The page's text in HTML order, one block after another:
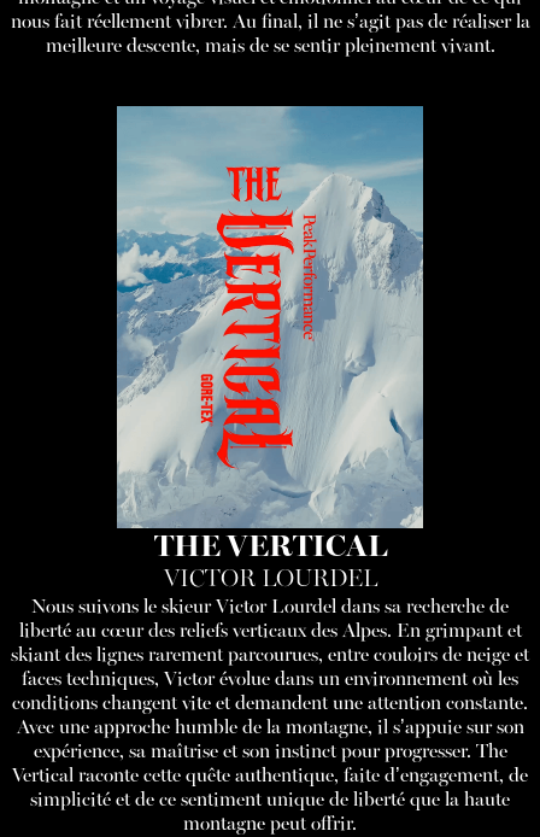
nous fait réellement vibrer. Au final, il ne s’agit pas de réaliser la
meilleure descente, mais de se sentir pleinement vivant.
THE VERTICAL
VICTOR LOURDEL
Nous suivons le skieur Victor Lourdel dans sa recherche de
liberté au cœur des reliefs verticaux des Alpes. En grimpant et
skiant des lignes rarement parcourues, entre couloirs de neige et
faces techniques, Victor évolue dans un environnement où les
conditions changent vite et demandent une attention constante.
Avec une approche humble de la montagne, il s’appuie sur son
expérience, sa maîtrise et son instinct pour progresser. The
Vertical raconte cette quête authentique, faite d’engagement, de
simplicité et de ce sentiment unique de liberté que la haute
montagne peut offrir.